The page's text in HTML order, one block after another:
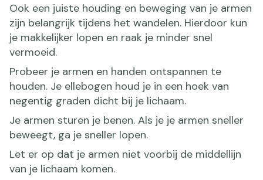
Ook een juiste houding en beweging van je armen
zijn belangrijk tijdens het wandelen. Hierdoor kun
je makkelijker lopen en raak je minder snel
vermoeid.
Probeer je armen en handen ontspannen te
houden. Je ellebogen houd je in een hoek van
negentig graden dicht bij je lichaam.
Je armen sturen je benen. Als je je armen sneller
beweegt, ga je sneller lopen.
Let er op dat je armen niet voorbij de middellijn
van je lichaam komen.